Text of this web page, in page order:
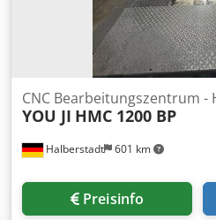
Halberstadt 601 km
CNC Bearbeitungszentrum -
YOU JI HMC 1200 BP
Preisinfo